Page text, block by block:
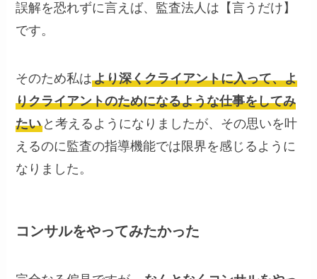
誤解を恐れずに言えば、監査法人は【言うだけ】
です。
そのため私はより深くクライアントに入って、よ
りクライアントのためになるような仕事をしてみ
たい と考えるようになりましたが、その思いを叶
えるのに監査の指導機能では限界を感じるように
なりました。
コンサルをやってみたかった